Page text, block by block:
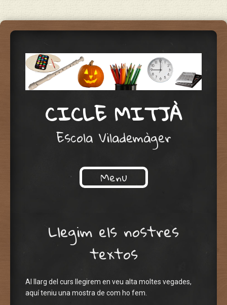
CICLE MITJÀ
Escola Vilademàger
Menu
Llegim els nostres
textos
Al llarg del curs llegirem en veu alta moltes vegades,
aquí teniu una mostra de com ho fem.